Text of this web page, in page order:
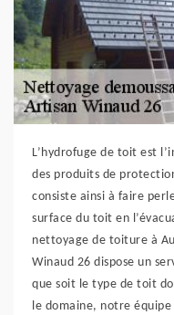
L’hydrofuge de toit est
des produits de
consiste ainsi à faire
surface du toit en
nettoyage de toiture à
Winaud 26 dispose un
que soit le type de toit
le domaine, notre